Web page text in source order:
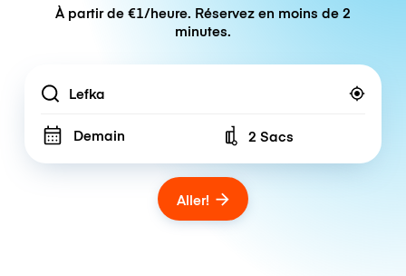
À partir de €1/heure. Réservez en moins de 2
minutes.
Location
Demain Number of bags
2 Sacs
Aller!